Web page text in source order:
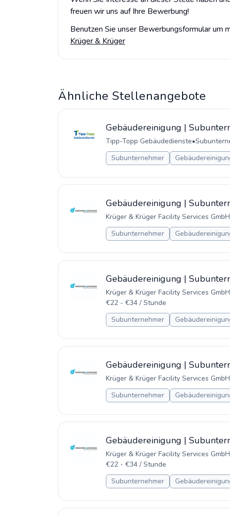
freuen wir uns auf Ihre Bewerbung!
Benutzen Sie unser Bewerbungsformular um
Krüger & Krüger
Ähnliche Stellenangebote
Gebäudereinigung |
Tipp-Topp Gebäudedienste•
Subunternehmer
Gebäudereinigung |
Krüger & Krüger Facility Services GmbH
Subunternehmer
Gebäudereinigung |
Krüger & Krüger Facility Services GmbH
€22 - €34 / Stunde
Subunternehmer
Gebäudereinigung |
Krüger & Krüger Facility Services GmbH
Subunternehmer
Gebäudereinigung |
Krüger & Krüger Facility Services GmbH
€22 - €34 / Stunde
Subunternehmer